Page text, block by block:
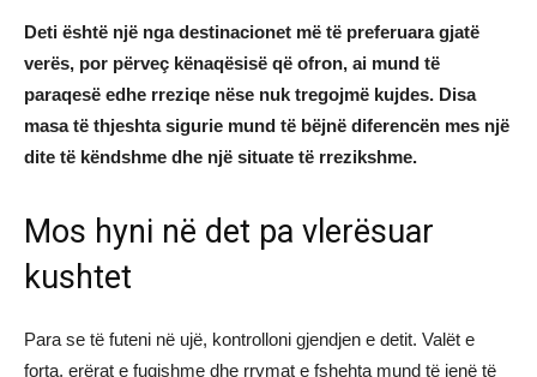
Deti është një nga destinacionet më të preferuara gjatë
verës, por përveç kënaqësisë që ofron, ai mund të
paraqesë edhe rreziqe nëse nuk tregojmë kujdes. Disa
masa të thjeshta sigurie mund të bëjnë diferencën mes një
dite të këndshme dhe një situate të rrezikshme.
Mos hyni në det pa vlerësuar
kushtet
Para se të futeni në ujë, kontrolloni gjendjen e detit. Valët e
forta, erërat e fuqishme dhe rrymat e fshehta mund të jenë të